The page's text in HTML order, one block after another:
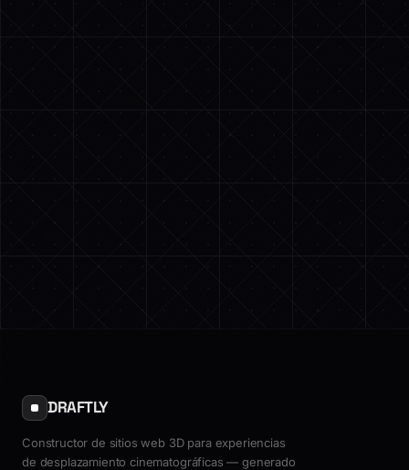
DRAFTLY
Constructor de sitios web 3D para experiencias
de desplazamiento cinematográficas — generado